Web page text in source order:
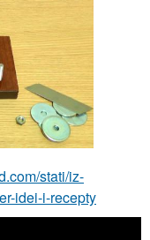
stati/iz-
idei-i-recepty